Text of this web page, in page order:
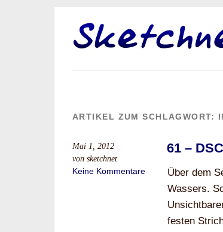
ARTIKEL ZUM SCHLAGWORT:
Mai 1, 2012
von sketchnet
Keine Kommentare
61 –
Über dem
Wassers.
festen